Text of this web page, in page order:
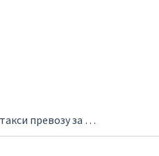
Предлози измена и допуна Одлука о ауто такси превозу за радну групу